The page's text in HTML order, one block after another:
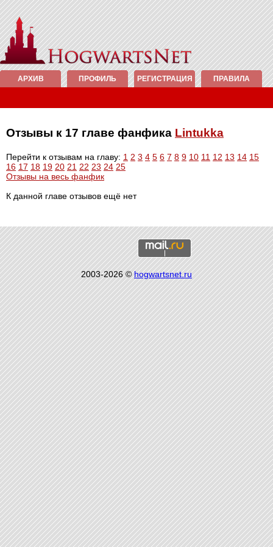
АРХИВ ПРОФИЛЬ РЕГИСТРАЦИЯ ПРАВИЛА
Отзывы к 17 главе фанфика Lintukka
Перейти к отзывам на главу: 1 2 3 4 5 6 7 8 9 10 11 12 13 14 15
16 17 18 19 20 21 22 23 24 25
Отзывы на весь фанфик
К данной главе отзывов ещё нет
2003-2026 ©hogwartsnet.ru